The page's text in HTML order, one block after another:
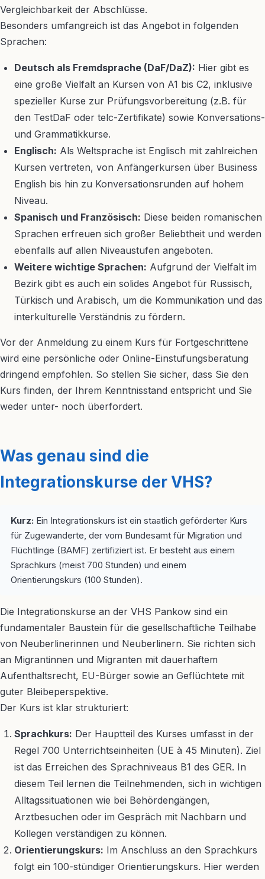
Vergleichbarkeit der Abschlüsse.
Besonders umfangreich ist das Angebot in folgenden
Sprachen:
Deutsch als Fremdsprache (DaF/DaZ): Hier gibt es
eine große Vielfalt an Kursen von A1 bis C2, inklusive
spezieller Kurse zur Prüfungsvorbereitung (z.B. für
den TestDaF oder telc-Zertifikate) sowie Konversations-
und Grammatikkurse.
Englisch: Als Weltsprache ist Englisch mit zahlreichen
Kursen vertreten, von Anfängerkursen über Business
English bis hin zu Konversationsrunden auf hohem
Niveau.
Spanisch und Französisch: Diese beiden romanischen
Sprachen erfreuen sich großer Beliebtheit und werden
ebenfalls auf allen Niveaustufen angeboten.
Weitere wichtige Sprachen: Aufgrund der Vielfalt im
Bezirk gibt es auch ein solides Angebot für Russisch,
Türkisch und Arabisch, um die Kommunikation und das
interkulturelle Verständnis zu fördern.
Vor der Anmeldung zu einem Kurs für Fortgeschrittene
wird eine persönliche oder Online-Einstufungsberatung
dringend empfohlen. So stellen Sie sicher, dass Sie den
Kurs finden, der Ihrem Kenntnisstand entspricht und Sie
weder unter- noch überfordert.
Was genau sind die
Integrationskurse der VHS?
Kurz: Ein Integrationskurs ist ein staatlich geförderter Kurs
für Zugewanderte, der vom Bundesamt für Migration und
Flüchtlinge (BAMF) zertifiziert ist. Er besteht aus einem
Sprachkurs (meist 700 Stunden) und einem
Orientierungskurs (100 Stunden).
Die Integrationskurse an der VHS Pankow sind ein
fundamentaler Baustein für die gesellschaftliche Teilhabe
von Neuberlinerinnen und Neuberlinern. Sie richten sich
an Migrantinnen und Migranten mit dauerhaftem
Aufenthaltsrecht, EU-Bürger sowie an Geflüchtete mit
guter Bleibeperspektive.
Der Kurs ist klar strukturiert:
Sprachkurs: Der Hauptteil des Kurses umfasst in der
Regel 700 Unterrichtseinheiten (UE à 45 Minuten). Ziel
ist das Erreichen des Sprachniveaus B1 des GER. In
diesem Teil lernen die Teilnehmenden, sich in wichtigen
Alltagssituationen wie bei Behördengängen,
Arztbesuchen oder im Gespräch mit Nachbarn und
Kollegen verständigen zu können.
Orientierungskurs: Im Anschluss an den Sprachkurs
folgt ein 100-stündiger Orientierungskurs. Hier werden